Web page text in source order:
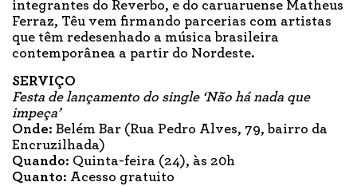
integrantes do Reverbo, e do caruaruense Matheus
Ferraz, Têu vem firmando parcerias com artistas
que têm redesenhado a música brasileira
contemporânea a partir do Nordeste.
SERVIÇO
Festa de lançamento do single ‘Não há nada que
impeça’
Onde: Belém Bar (Rua Pedro Alves, 79, bairro da
Encruzilhada)
Quando: Quinta-feira (24), às 20h
Quanto: Acesso gratuito